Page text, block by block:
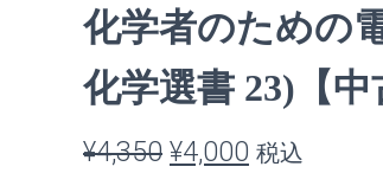
化学者のための
化学選書 23)【中
¥4,350 元
¥4,000 現
税込